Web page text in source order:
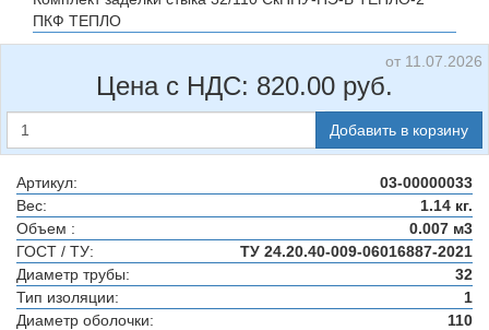
ПКФ ТЕПЛО
от 11.07.2026
Цена с НДС: 820.00 руб.
Добавить в корзину
Артикул:
03-00000033
Вес:
1.14 кг.
Объем :
0.007 м3
ГОСТ / ТУ:
ТУ 24.20.40-009-06016887-2021
Диаметр трубы:
32
Тип изоляции:
1
Диаметр оболочки:
110